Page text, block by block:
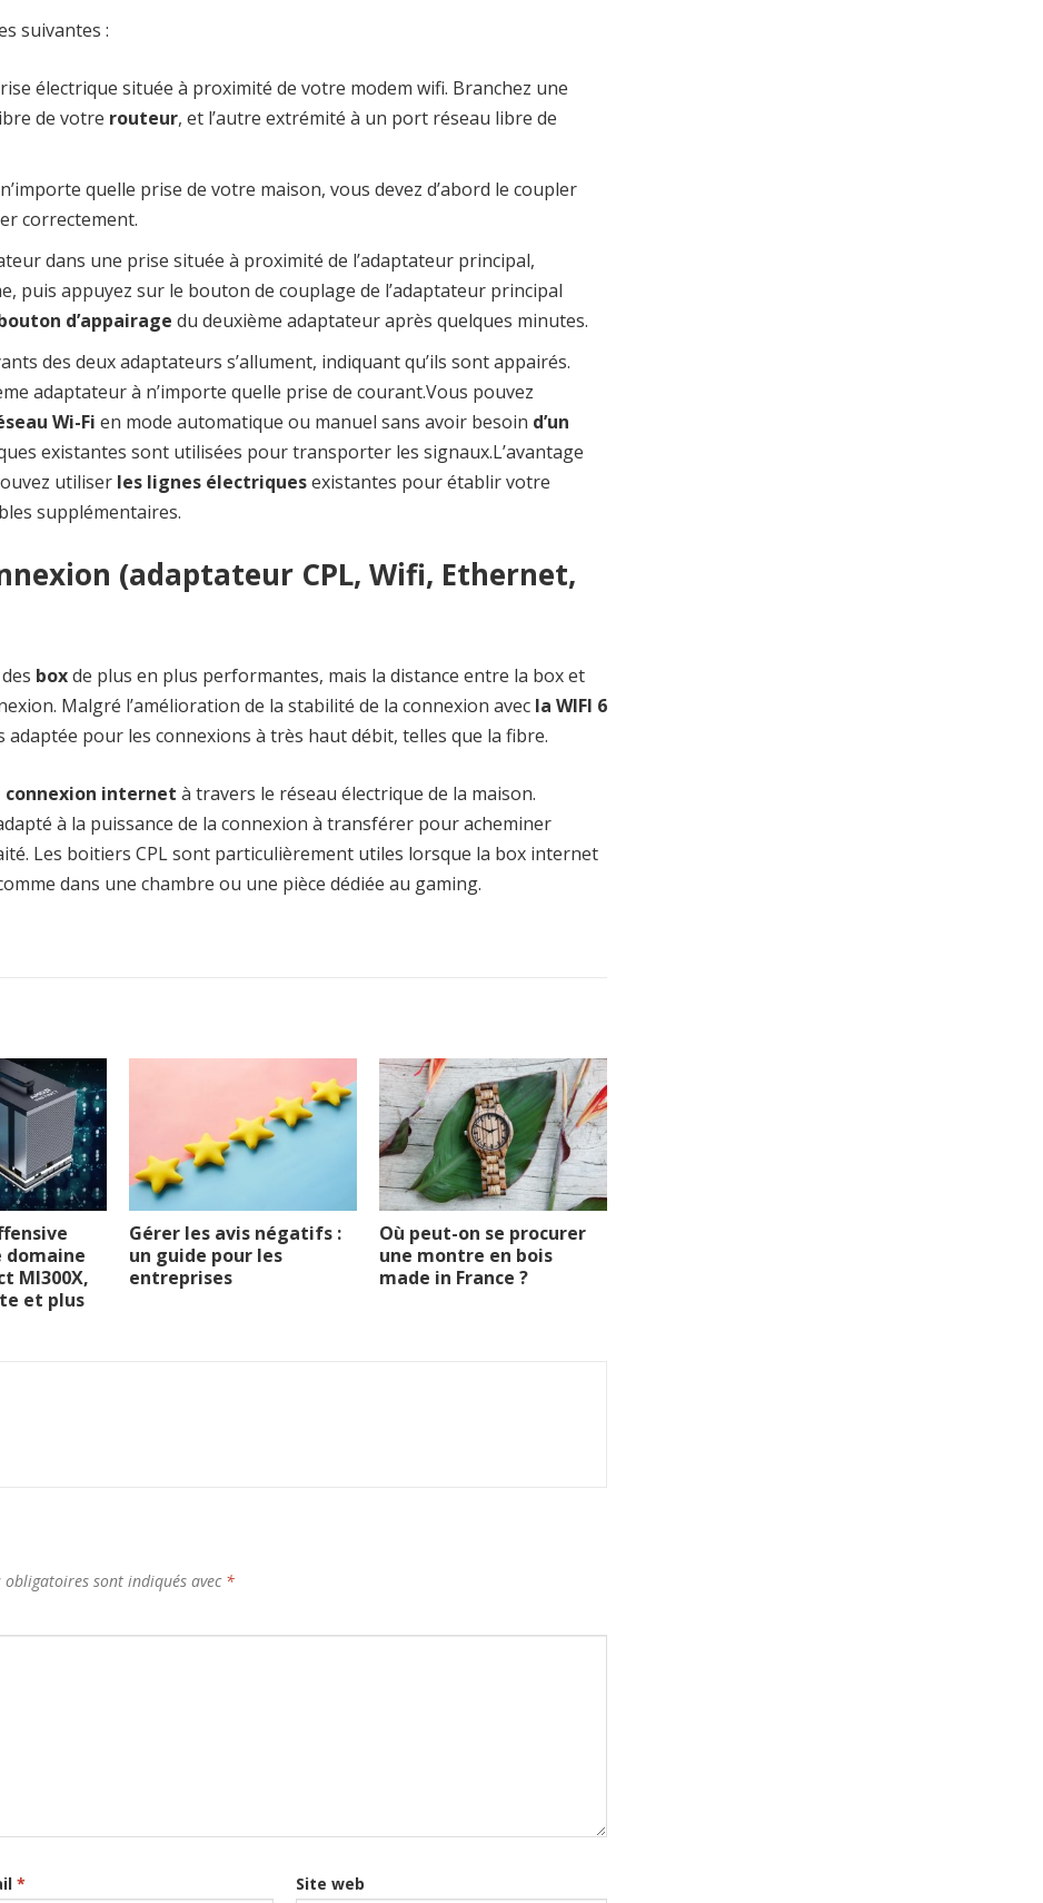
suivantes :
électrique située à proximité de votre modem wifi. Branchez une
de votre routeur, et l’autre extrémité à un port réseau libre de
quelle prise de votre maison, vous devez d’abord le coupler
correctement.
dans une prise située à proximité de l’adaptateur principal,
puis appuyez sur le bouton de couplage de l’adaptateur principal
d’appairage du deuxième adaptateur après quelques minutes.
des deux adaptateurs s’allument, indiquant qu’ils sont appairés.
adaptateur à n’importe quelle prise de courant.Vous pouvez
Wi-Fi en mode automatique ou manuel sans avoir besoin d’un
existantes sont utilisées pour transporter les signaux.L’avantage
utiliser les lignes électriquesexistantes pour établir votre
supplémentaires.
(adaptateur CPL, Wifi, Ethernet,
boxde plus en plus performantes, mais la distance entre la box et
Malgré l’amélioration de la stabilité de la connexion avec la WIFI 6
pour les connexions à très haut débit, telles que la fibre.
connexion internet à travers le réseau électrique de la maison.
à la puissance de la connexion à transférer pour acheminer
Les boitiers CPL sont particulièrement utiles lorsque la box internet
dans une chambre ou une pièce dédiée au gaming.
domaine
MI300X,
et plus
Gérer les avis négatifs :
un guide pour les
entreprises
Où peut-on se procurer
une montre en bois
made in France ?
obligatoires sont indiqués avec *
* Site web